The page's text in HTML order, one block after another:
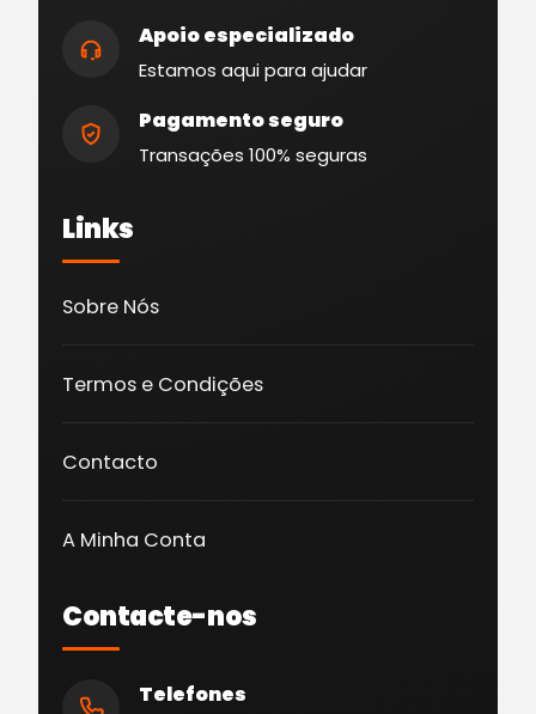
Apoio especializado
Estamos aqui para ajudar
Pagamento seguro
Transações 100% seguras
Links
Sobre Nós
Termos e Condições
Contacto
A Minha Conta
Contacte-nos
Telefones